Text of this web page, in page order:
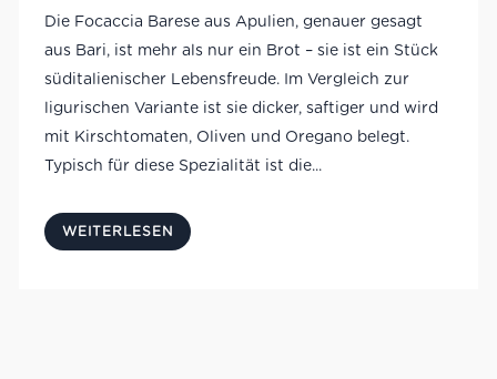
Die Focaccia Barese aus Apulien, genauer gesagt
aus Bari, ist mehr als nur ein Brot – sie ist ein Stück
süditalienischer Lebensfreude. Im Vergleich zur
ligurischen Variante ist sie dicker, saftiger und wird
mit Kirschtomaten, Oliven und Oregano belegt.
Typisch für diese Spezialität ist die...
WEITERLESEN